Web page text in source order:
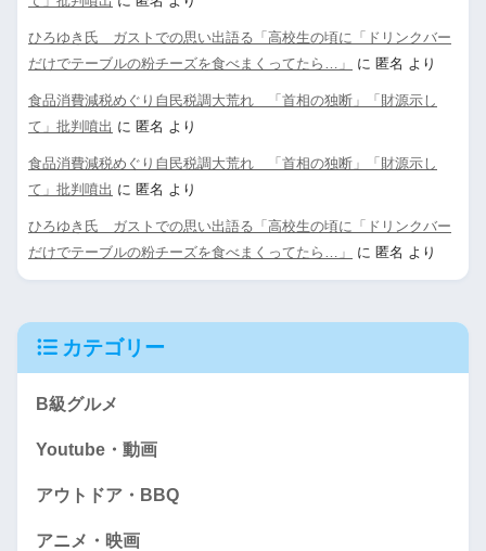
ひろゆき氏 ガストでの思い出語る「高校生の頃に「ドリンクバー
だけでテーブルの粉チーズを食べまくってたら…」
に 匿名 より
食品消費減税めぐり自民税調大荒れ 「首相の独断」「財源示し
て」批判噴出 に 匿名 より
食品消費減税めぐり自民税調大荒れ 「首相の独断」「財源示し
て」批判噴出 に 匿名 より
ひろゆき氏 ガストでの思い出語る「高校生の頃に「ドリンクバー
だけでテーブルの粉チーズを食べまくってたら…」
に 匿名 より
カテゴリー
B級グルメ
Youtube・動画
アウトドア・BBQ
アニメ・映画